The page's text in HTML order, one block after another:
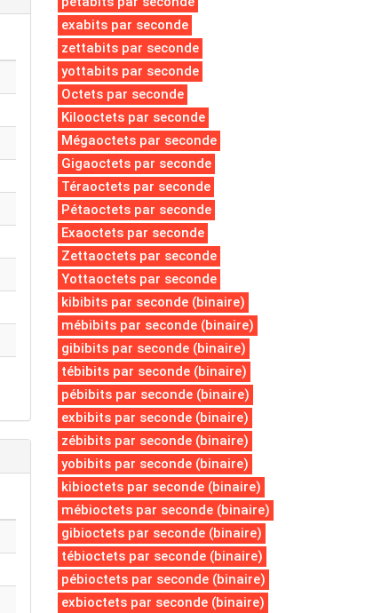
exabits par seconde
zettabits par seconde
yottabits par seconde
Octets par seconde
Kilooctets par seconde
Mégaoctets par seconde
Gigaoctets par seconde
Téraoctets par seconde
Pétaoctets par seconde
Exaoctets par seconde
Zettaoctets par seconde
Yottaoctets par seconde
kibibits par seconde (binaire)
mébibits par seconde (binaire)
gibibits par seconde (binaire)
tébibits par seconde (binaire)
pébibits par seconde (binaire)
exbibits par seconde (binaire)
zébibits par seconde (binaire)
yobibits par seconde (binaire)
kibioctets par seconde (binaire)
mébioctets par seconde (binaire)
gibioctets par seconde (binaire)
tébioctets par seconde (binaire)
pébioctets par seconde (binaire)
exbioctets par seconde (binaire)